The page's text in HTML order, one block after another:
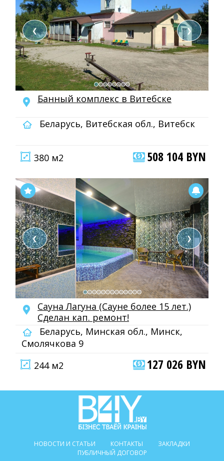
❮ ❯
Банный комплекс в Витебске
Беларусь, Витебская обл., Витебск
380 м2 508 104 BYN
❮ ❯
Сауна Лагуна (Сауне более 15 лет.)
Сделан кап. ремонт!
Беларусь, Минская обл., Минск,
Смолячкова 9
244 м2
127 026 BYN
НОВОСТИ И СТАТЬИ КОНТАКТЫ
ЗАКЛАДКИ
ПУБЛИЧНЫЙ ДОГОВОР